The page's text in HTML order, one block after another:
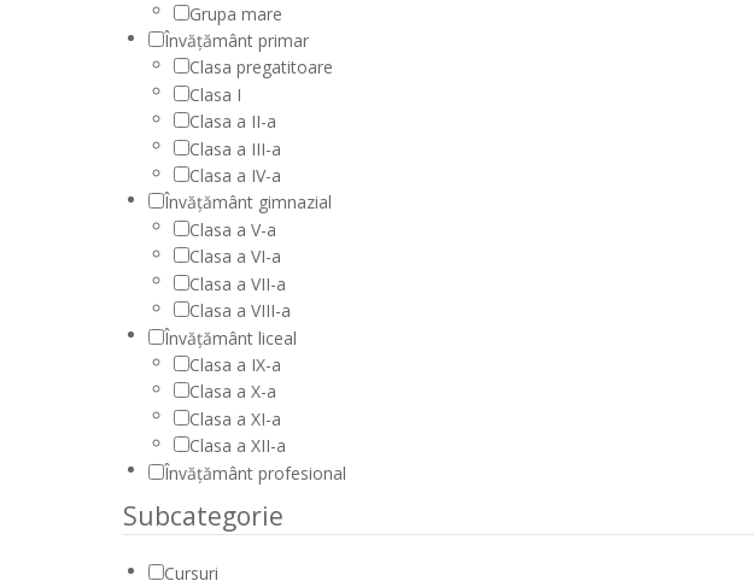
Grupa mare
Învățământ primar
Clasa pregatitoare
Clasa I
Clasa a II-a
Clasa a III-a
Clasa a IV-a
Învățământ gimnazial
Clasa a V-a
Clasa a VI-a
Clasa a VII-a
Clasa a VIII-a
Învățământ liceal
Clasa a IX-a
Clasa a X-a
Clasa a XI-a
Clasa a XII-a
Învățământ profesional
Subcategorie
Cursuri